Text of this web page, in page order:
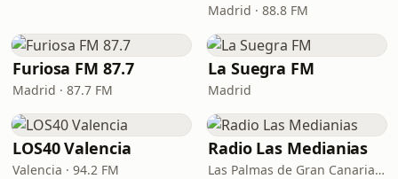
Madrid · 88.8 FM
Furiosa FM 87.7
Madrid · 87.7 FM
La Suegra FM
Madrid
LOS40 Valencia
Valencia · 94.2 FM
Radio Las Medianias
Las Palmas de Gran Canaria · 92.2 FM, 100.2 FM, 98.7 FM